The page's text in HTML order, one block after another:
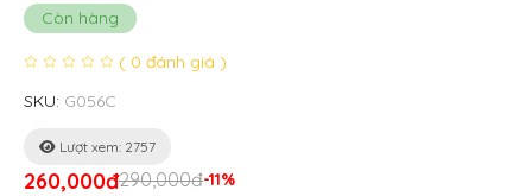
Còn hàng
( 0 đánh giá )
SKU: G056C
Lượt xem: 2757
260,000đ290,000đ-11%